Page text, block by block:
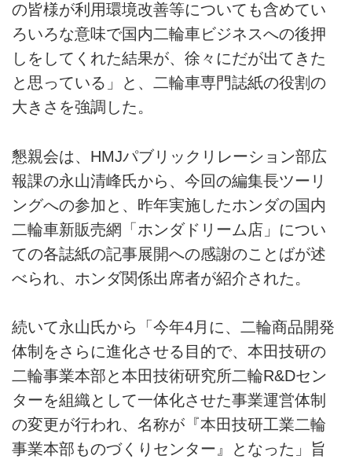
の皆様が利用環境改善等についても含めてい
ろいろな意味で国内二輪車ビジネスへの後押
しをしてくれた結果が、徐々にだが出てきた
と思っている」と、二輪車専門誌紙の役割の
大きさを強調した。
懇親会は、HMJパブリックリレーション部広
報課の永山清峰氏から、今回の編集長ツーリ
ングへの参加と、昨年実施したホンダの国内
二輪車新販売網「ホンダドリーム店」につい
ての各誌紙の記事展開への感謝のことばが述
べられ、ホンダ関係出席者が紹介された。
続いて永山氏から「今年4月に、二輪商品開発
体制をさらに進化させる目的で、本田技研の
二輪事業本部と本田技術研究所二輪R&Dセン
ターを組織として一体化させた事業運営体制
の変更が行われ、名称が『本田技研工業二輪
事業本部ものづくりセンター』となった」旨